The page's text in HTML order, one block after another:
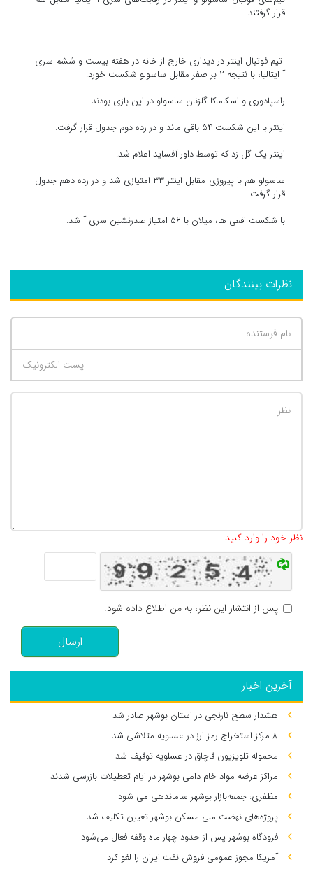
قرار گرفتند.
تیم فوتبال اینتر در دیداری خارج از خانه در هفته بیست و ششم سری
آ ایتالیا، با نتیجه ۲ بر صفر مقابل ساسولو شکست خورد.
راسپادوری و اسکاماکا گلزنان ساسولو در این بازی بودند.
اینتر با این شکست ۵۴ باقی ماند و در رده دوم جدول قرار گرفت.
اینتر یک گل زد که توسط داور آفساید اعلام شد.
ساسولو هم با پیروزی مقابل اینتر ۳۳ امتیازی شد و در رده دهم جدول
قرار گرفت.
با شکست افعی ها، میلان با ۵۶ امتیاز صدرنشین سری آ شد.
نظرات بینندگان
نظر خود را وارد کنید
پس از انتشار این نظر، به من اطلاع داده شود.
ارسال
آخرین اخبار
هشدار سطح نارنجی در استان بوشهر صادر شد
۸ مرکز استخراج رمز ارز در عسلویه متلاشی شد
محموله تلویزیون قاچاق در عسلویه توقیف شد
مراکز عرضه مواد خام دامی بوشهر در ایام تعطیلات بازرسی شدند
مظفری: جمعه‌بازار بوشهر ساماندهی می‌ شود
پروژه‌های نهضت ملی مسکن بوشهر تعیین تکلیف شد
فرودگاه بوشهر پس از حدود چهار ماه وقفه فعال می‌شود
آمریکا مجوز عمومی فروش نفت ایران را لغو کرد